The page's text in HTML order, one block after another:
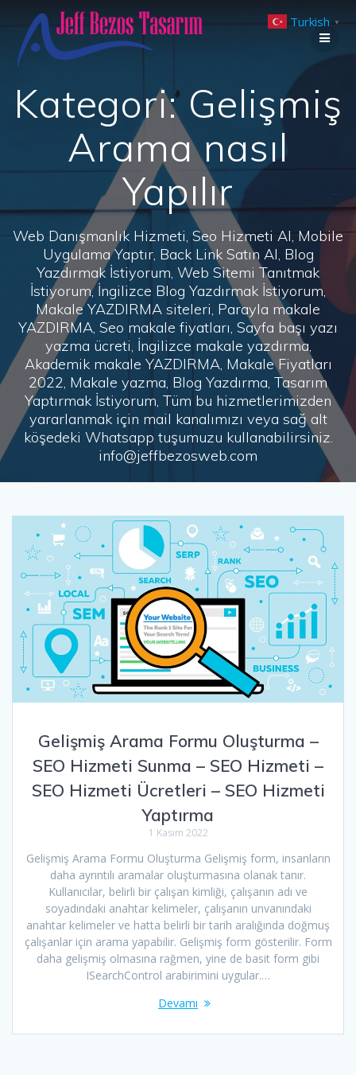
to
Kategori: Gelişmiş
Arama nasıl
Yapılır
Web Danışmanlık Hizmeti, Seo Hizmeti Al, Mobile
Uygulama Yaptır, Back Link Satın Al, Blog
Yazdırmak İstiyorum, Web Sitemi Tanıtmak
İstiyorum, İngilizce Blog Yazdırmak İstiyorum,
Makale YAZDIRMA siteleri, Parayla makale
YAZDIRMA, Seo makale fiyatları, Sayfa başı yazı
yazma ücreti, İngilizce makale yazdırma,
Akademik makale YAZDIRMA, Makale Fiyatları
2022, Makale yazma, Blog Yazdırma, Tasarım
Yaptırmak İstiyorum, Tüm bu hizmetlerimizden
yararlanmak için mail kanalımızı veya sağ alt
köşedeki Whatsapp tuşumuzu kullanabilirsiniz.
info@jeffbezosweb.com
Gelişmiş Arama Formu Oluşturma –
SEO Hizmeti Sunma – SEO Hizmeti –
SEO Hizmeti Ücretleri – SEO Hizmeti
Yaptırma
1 Kasım 2022
Gelişmiş Arama Formu Oluşturma Gelişmiş form, insanların
daha ayrıntılı aramalar oluşturmasına olanak tanır.
Kullanıcılar, belirli bir çalışan kimliği, çalışanın adı ve
soyadındaki anahtar kelimeler, çalışanın unvanındaki
anahtar kelimeler ve hatta belirli bir tarih aralığında doğmuş
çalışanlar için arama yapabilir. Gelişmiş form gösterilir. Form
daha gelişmiş olmasına rağmen, yine de basit form gibi
ISearchControl arabirimini uygular.…
Devamı
Turkish ▼